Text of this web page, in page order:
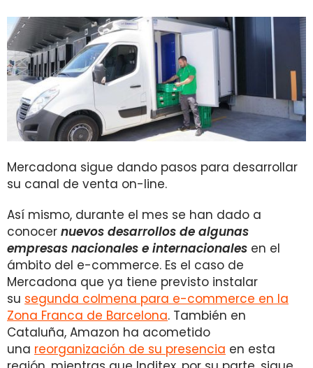
Mercadona sigue dando pasos para desarrollar
su canal de venta on-line.
Así mismo, durante el mes se han dado a
conocer nuevos desarrollos de algunas
empresas nacionales e internacionales en el
ámbito del e-commerce. Es el caso de
Mercadona que ya tiene previsto instalar
su segunda colmena para e-commerce en la
Zona Franca de Barcelona. También en
Cataluña, Amazon ha acometido
una reorganización de su presencia en esta